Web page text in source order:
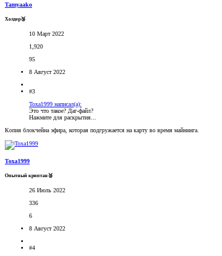
Tamyaako
Холдер🥉
10 Март 2022
1,920
95
8 Август 2022
#3
Toxa1999 написал(а):
Это что такое? Даг-файл?
Нажмите для раскрытия...
Копия блокчейна эфира, которая подгружается на карту во время майнинга.
Toxa1999
Опытный криптан🥈
26 Июль 2022
336
6
8 Август 2022
#4